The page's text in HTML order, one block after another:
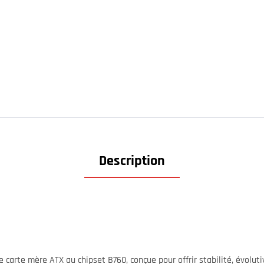
Description
carte mère ATX au chipset B760, conçue pour offrir stabilité,